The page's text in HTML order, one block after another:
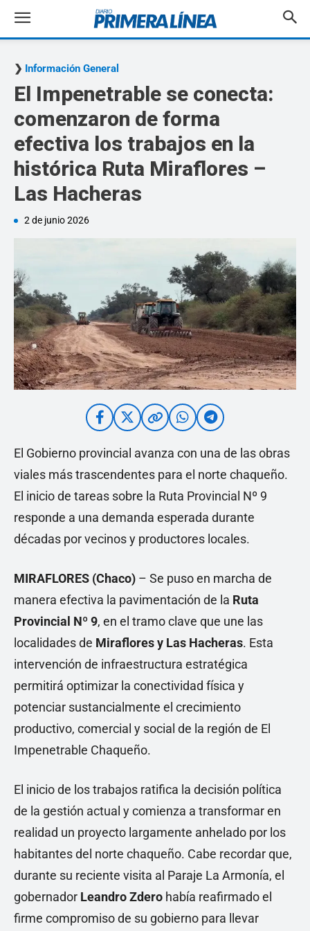
Información General
El Impenetrable se conecta:
comenzaron de forma
efectiva los trabajos en la
histórica Ruta Miraflores –
Las Hacheras
2 de junio 2026
El Gobierno provincial avanza con una de las obras
viales más trascendentes para el norte chaqueño.
El inicio de tareas sobre la Ruta Provincial Nº 9
responde a una demanda esperada durante
décadas por vecinos y productores locales.
MIRAFLORES (Chaco) – Se puso en marcha de
manera efectiva la pavimentación de la Ruta
Provincial Nº 9, en el tramo clave que une las
localidades de Miraflores y Las Hacheras. Esta
intervención de infraestructura estratégica
permitirá optimizar la conectividad física y
potenciar sustancialmente el crecimiento
productivo, comercial y social de la región de El
Impenetrable Chaqueño.
El inicio de los trabajos ratifica la decisión política
de la gestión actual y comienza a transformar en
realidad un proyecto largamente anhelado por los
habitantes del norte chaqueño. Cabe recordar que,
durante su reciente visita al Paraje La Armonía, el
gobernador Leandro Zdero había reafirmado el
firme compromiso de su gobierno para llevar